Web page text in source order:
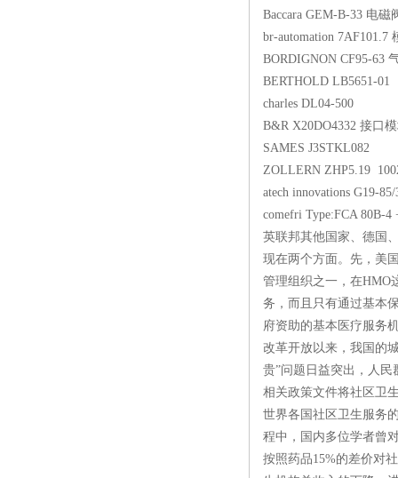
Baccara GEM-B-33 电磁
br-automation 7AF101.7
BORDIGNON CF95-63
BERTHOLD LB5651-01
charles DL04-500
B&R X20DO4332 接口
SAMES J3STKL082
ZOLLERN ZHP5.19
atech innovations G19-
comefri Type:FCA 80B-4
英联邦其他国家、德国
现在两个方面。先，美
管理组织之一，在HMO
务，而且只有通过基本
府资助的基本医疗服务
改革开放以来，我国的
贵”问题日益突出，人
相关政策文件将社区卫
世界各国社区卫生服务
程中，国内多位学者曾
按照药品15%的差价对